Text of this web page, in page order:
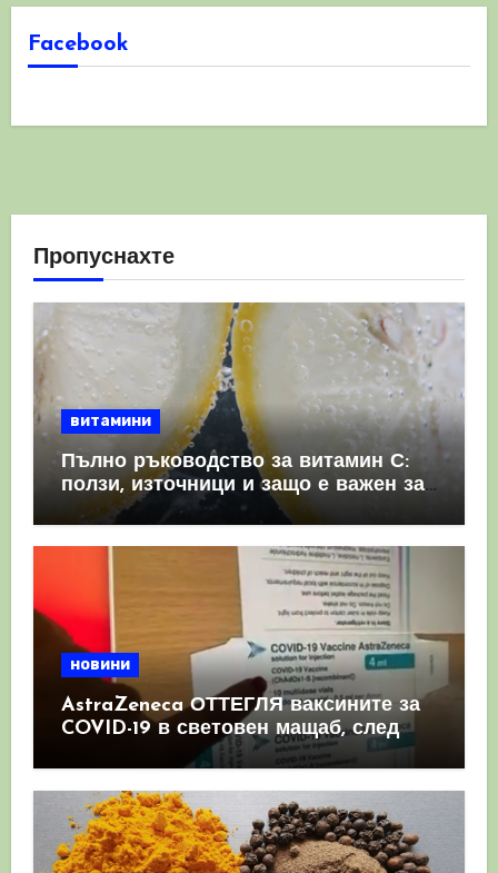
Facebook
Пропуснахте
витамини
Пълно ръководство за витамин С:
ползи, източници и защо е важен за
имунната система
новини
AstraZeneca ОТТЕГЛЯ ваксините за
COVID-19 в световен мащаб, след
като призна, че те причиняват